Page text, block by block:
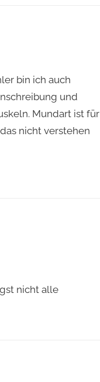
bin ich auch
und
Mundart ist für
nicht verstehen
nicht alle